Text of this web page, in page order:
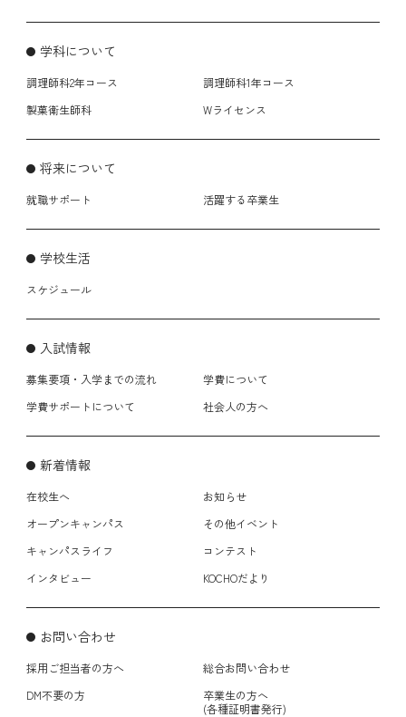
学科について
調理師科2年コース
調理師科1年コース
製菓衛生師科
Wライセンス
将来について
就職サポート 活躍する卒業生
学校生活
スケジュール
入試情報
募集要項・入学までの流れ
学費について
学費サポートについて
社会人の方へ
新着情報
在校生へ
お知らせ
オープンキャンパス
その他イベント
キャンパスライフ
コンテスト
インタビュー
KOCHOだより
お問い合わせ
採用ご担当者の方へ
総合お問い合わせ
DM不要の方
卒業生の方へ
(各種証明書発行)